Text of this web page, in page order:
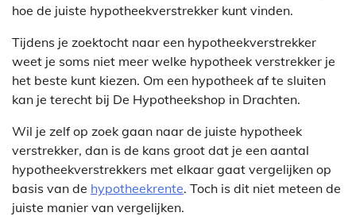
hoe de juiste hypotheekverstrekker kunt vinden.
Tijdens je zoektocht naar een hypotheekverstrekker
weet je soms niet meer welke hypotheek verstrekker je
het beste kunt kiezen. Om een hypotheek af te sluiten
kan je terecht bij De Hypotheekshop in Drachten.
Wil je zelf op zoek gaan naar de juiste hypotheek
verstrekker, dan is de kans groot dat je een aantal
hypotheekverstrekkers met elkaar gaat vergelijken op
basis van de hypotheekrente. Toch is dit niet meteen de
juiste manier van vergelijken.